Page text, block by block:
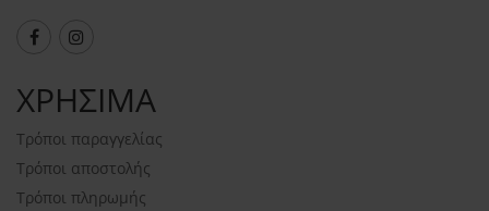
ΧΡΗΣΙΜΑ
Τρόποι παραγγελίας
Τρόποι αποστολής
Τρόποι πληρωμής